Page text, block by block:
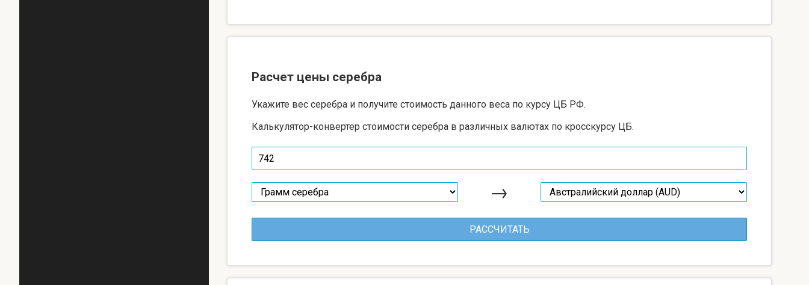
Расчет цены серебра
Укажите вес серебра и получите стоимость данного веса по курсу ЦБ РФ.
Калькулятор-конвертер стоимости серебра в различных валютах по кросскурсу ЦБ.
→